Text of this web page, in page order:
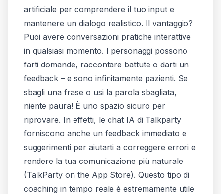
artificiale per comprendere il tuo input e
mantenere un dialogo realistico. Il vantaggio?
Puoi avere conversazioni pratiche interattive
in qualsiasi momento. I personaggi possono
farti domande, raccontare battute o darti un
feedback – e sono infinitamente pazienti. Se
sbagli una frase o usi la parola sbagliata,
niente paura! È uno spazio sicuro per
riprovare. In effetti, le chat IA di Talkparty
forniscono anche un feedback immediato e
suggerimenti per aiutarti a correggere errori e
rendere la tua comunicazione più naturale
(‎TalkParty on the App Store). Questo tipo di
coaching in tempo reale è estremamente utile